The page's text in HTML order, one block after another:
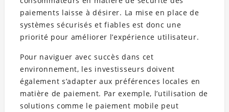
paiements laisse à désirer. La mise en place de
systèmes sécurisés et fiables est donc une
priorité pour améliorer l’expérience utilisateur.
Pour naviguer avec succès dans cet
environnement, les investisseurs doivent
également s’adapter aux préférences locales en
matière de paiement. Par exemple, l’utilisation de
solutions comme le paiement mobile peut